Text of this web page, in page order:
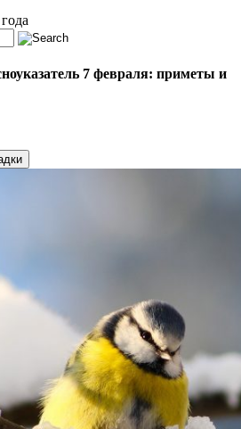
7 февраля: приметы и